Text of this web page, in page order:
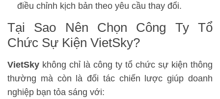
điều chỉnh kịch bản theo yêu cầu thay đổi.
Tại Sao Nên Chọn Công Ty Tổ
Chức Sự Kiện VietSky?
VietSky không chỉ là công ty tổ chức sự kiện thông
thường mà còn là đối tác chiến lược giúp doanh
nghiệp bạn tỏa sáng với: